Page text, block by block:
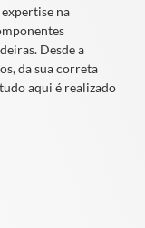
na
Desde a
da sua correta
aqui é realizado